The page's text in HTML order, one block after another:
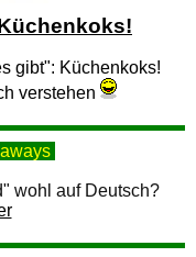
gibt": Küchenkoks!
verstehen
wohl auf Deutsch?